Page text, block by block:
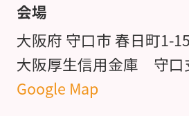
会場
大阪府 守口市 春日町1-15
大阪厚生信用金庫 守
Google Map